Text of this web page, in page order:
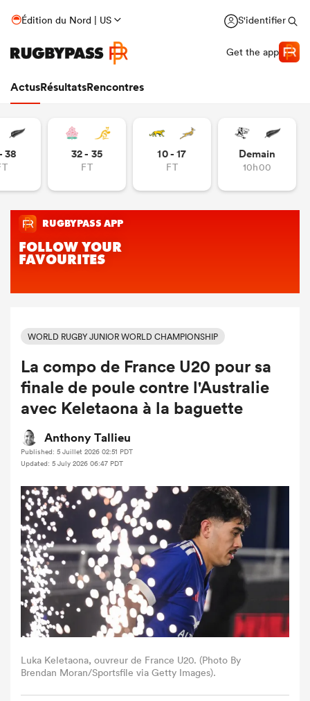
Édition du Nord | US S'identifier
Get the app
ActusRésultatsRencontres
38 32 - 35
FT
10 - 17
FT
Demain
10h00
WORLD RUGBY JUNIOR WORLD CHAMPIONSHIP
La compo de France U20 pour sa
finale de poule contre l'Australie
avec Keletaona à la baguette
Anthony Tallieu
Published: 5 Juillet 2026 02:51 PDT
Updated: 5 July 2026 06:47 PDT
Luka Keletaona, ouvreur de France U20. (Photo By
Brendan Moran/Sportsfile via Getty Images).